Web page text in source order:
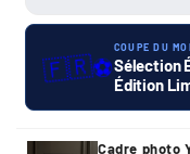
🇫🇷⚽
COUPE DU
Sélection
Édition
Cadre photo